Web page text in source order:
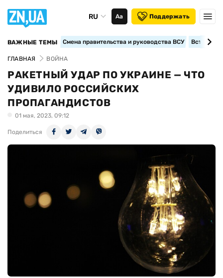
RU Аа Поддержать
ВАЖНЫЕ ТЕМЫ Смена правительства и руководства ВСУ
ГЛАВНАЯ ВОЙНА
РАКЕТНЫЙ УДАР ПО УКРАИНЕ — ЧТО
УДИВИЛО РОССИЙСКИХ
ПРОПАГАНДИСТОВ
01 мая, 2023, 09:12
Поделиться